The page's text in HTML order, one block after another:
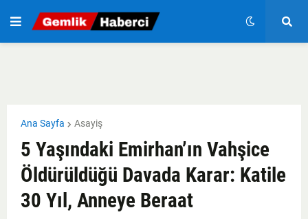
Ana Sayfa Asayiş
5 Yaşındaki Emirhan’ın Vahşice
Öldürüldüğü Davada Karar: Katile
30 Yıl, Anneye Beraat